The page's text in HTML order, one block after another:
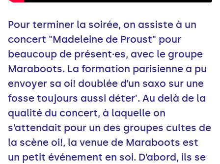
Pour terminer la soirée, on assiste à un
concert "Madeleine de Proust" pour
beaucoup de présent·es, avec le groupe
Maraboots. La formation parisienne a pu
envoyer sa oi! doublée d’un saxo sur une
fosse toujours aussi déter'. Au delà de la
qualité du concert, à laquelle on
s’attendait pour un des groupes cultes de
la scène oi!, la venue de Maraboots est
un petit événement en soi. D’abord, ils se